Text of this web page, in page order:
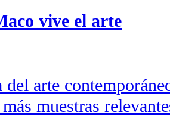
vive el arte
del arte
muestras